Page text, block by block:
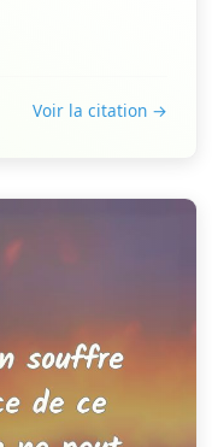
Voir la citation →